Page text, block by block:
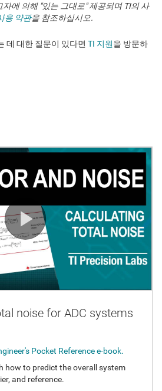
에 의해 "있는 그대로" 제공되며 TI의 사
용 약관을 참조하십시오.
데 대한 질문이 있다면 TI 지원을 방문하